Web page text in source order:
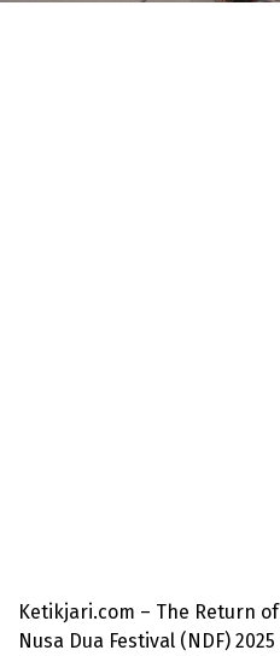
Ketikjari.com – The Return
Nusa Dua Festival (NDF)